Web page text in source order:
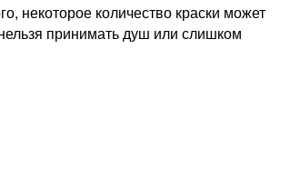
некоторое количество краски может
принимать душ или слишком